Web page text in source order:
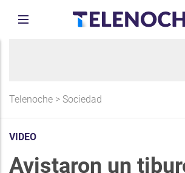
Telenoche > Sociedad
VIDEO
Avistaron un